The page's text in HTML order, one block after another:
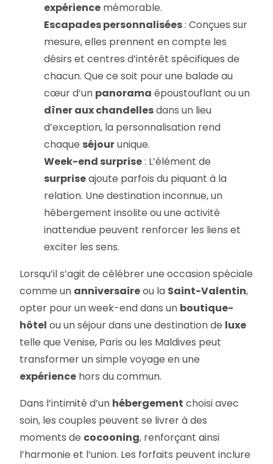
expérience mémorable.
Escapades personnalisées: Conçues sur
mesure, elles prennent en compte les
désirs et centres d’intérêt spécifiques de
chacun. Que ce soit pour une balade au
cœur d’un panorama époustouflant ou un
dîner aux chandellesdans un lieu
d’exception, la personnalisation rend
chaque séjourunique.
Week-end surprise: L’élément de
surpriseajoute parfois du piquant à la
relation. Une destination inconnue, un
hébergement insolite ou une activité
inattendue peuvent renforcer les liens et
exciter les sens.
Lorsqu’il s’agit de célébrer une occasion spéciale
comme un anniversaireou la Saint-Valentin,
opter pour un week-end dans un boutique-
hôtel ou un séjour dans une destination de luxe
telle que Venise, Paris ou les Maldives peut
transformer un simple voyage en une
expérience hors du commun.
Dans l’intimité d’un hébergement choisi avec
soin, les couples peuvent se livrer à des
moments de cocooning, renforçant ainsi
l’harmonie et l’union. Les forfaits peuvent inclure